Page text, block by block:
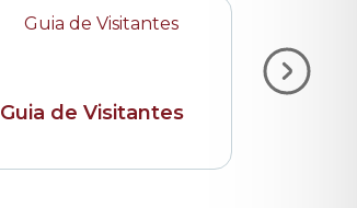
Guia de Visitantes